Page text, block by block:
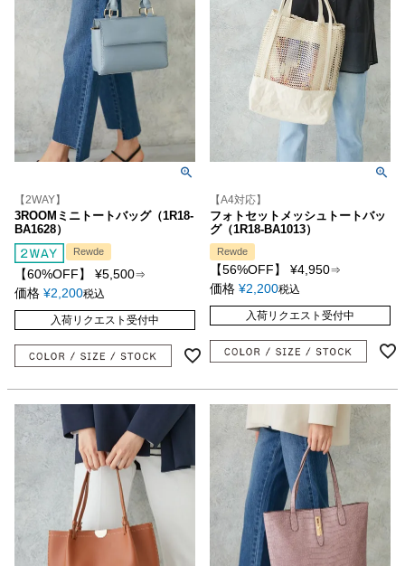
【2WAY】
3ROOMミニトートバッグ（1R18-
BA1628）
Rewde
【60%OFF】 ¥5,500⇒
価格 ¥2,200税込
入荷リクエスト受付中
【A4対応】
フォトセットメッシュトートバッ
グ（1R18-BA1013）
Rewde
【56%OFF】 ¥4,950⇒
価格 ¥2,200税込
入荷リクエスト受付中